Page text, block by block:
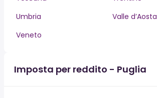
Umbria
Valle d’Aosta
Veneto
Imposta per reddito - Puglia